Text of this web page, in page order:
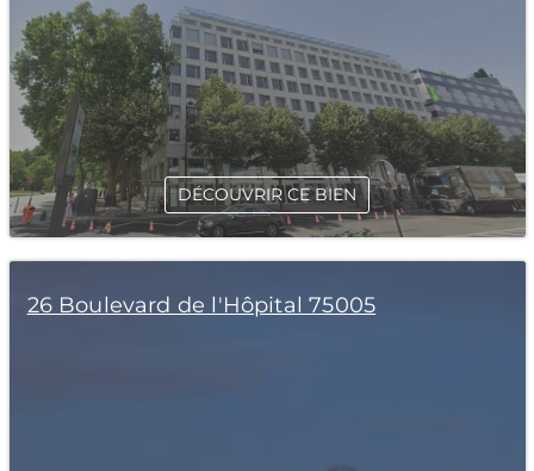
DÉCOUVRIR CE BIEN
26 Boulevard de l'Hôpital 75005